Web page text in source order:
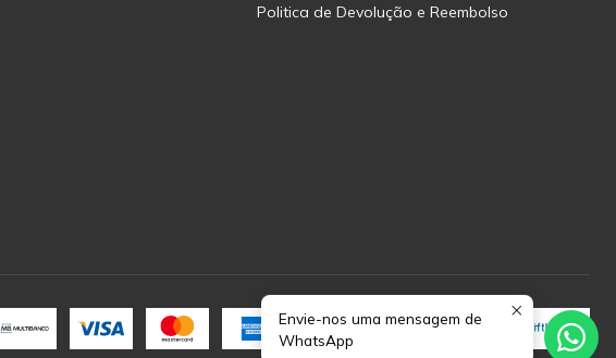
Politica de Devolução e Reembolso
Envie-nos uma mensagem de
WhatsApp